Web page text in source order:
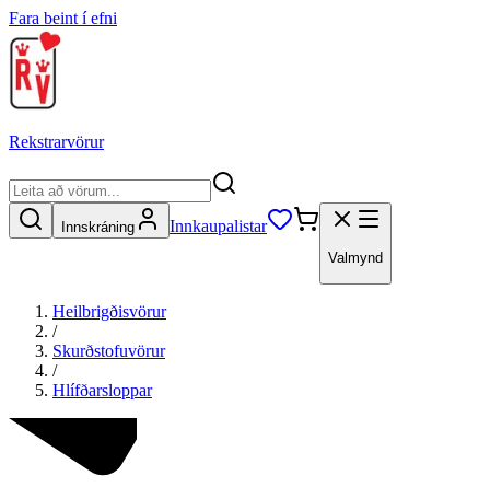
Fara beint í efni
Rekstrarvörur
Innskráning Innkaupalistar
Valmynd
Heilbrigðisvörur
/
Skurðstofuvörur
/
Hlífðarsloppar